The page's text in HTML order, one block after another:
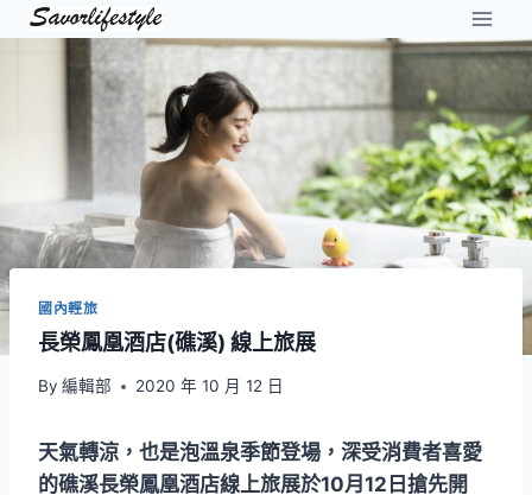
Skip
國內輕旅
長榮鳳凰酒店(礁溪) 線上旅展
By 編輯部 2020 年 10 月 12 日
天氣轉涼，也是泡溫泉季節登場，深受消費者喜愛
的礁溪長榮鳳凰酒店線上旅展於10月12日搶先開